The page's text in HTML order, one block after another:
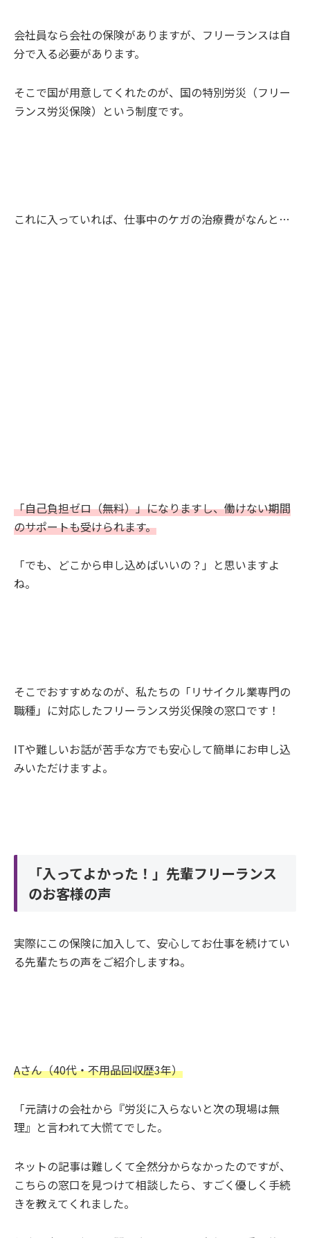
会社員なら会社の保険がありますが、フリーランスは自
分で入る必要があります。
そこで国が用意してくれたのが、国の特別労災（フリー
ランス労災保険）という制度です。
これに入っていれば、仕事中のケガの治療費がなんと…
「自己負担ゼロ（無料）」になりますし、働けない期間
のサポートも受けられます。
「でも、どこから申し込めばいいの？」と思いますよ
ね。
そこでおすすめなのが、私たちの「リサイクル業専門の
職種」に対応したフリーランス労災保険の窓口です！
ITや難しいお話が苦手な方でも安心して簡単にお申し込
みいただけますよ。
「入ってよかった！」先輩フリーランス
のお客様の声
実際にこの保険に加入して、安心してお仕事を続けてい
る先輩たちの声をご紹介しますね。
Aさん（40代・不用品回収歴3年）
「元請けの会社から『労災に入らないと次の現場は無
理』と言われて大慌てでした。
ネットの記事は難しくて全然分からなかったのですが、
こちらの窓口を見つけて相談したら、すごく優しく手続
きを教えてくれました。